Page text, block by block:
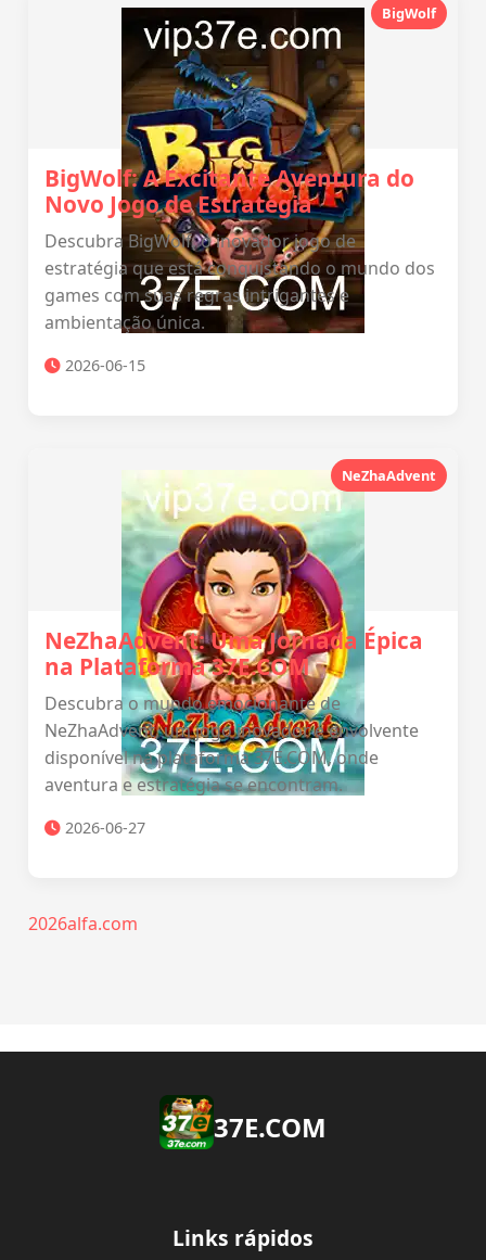
BigWolf
BigWolf: A Excitante Aventura do
Novo Jogo de Estratégia
Descubra BigWolf, o inovador jogo de
estratégia que está conquistando o mundo dos
games com suas regras intrigantes e
ambientação única.
2026-06-15
NeZhaAdvent
NeZhaAdvent: Uma Jornada Épica
na Plataforma 37E.COM
Descubra o mundo emocionante de
NeZhaAdvent, um jogo inovador e envolvente
disponível na plataforma 37E.COM, onde
aventura e estratégia se encontram.
2026-06-27
2026alfa.com
37E.COM
Links rápidos